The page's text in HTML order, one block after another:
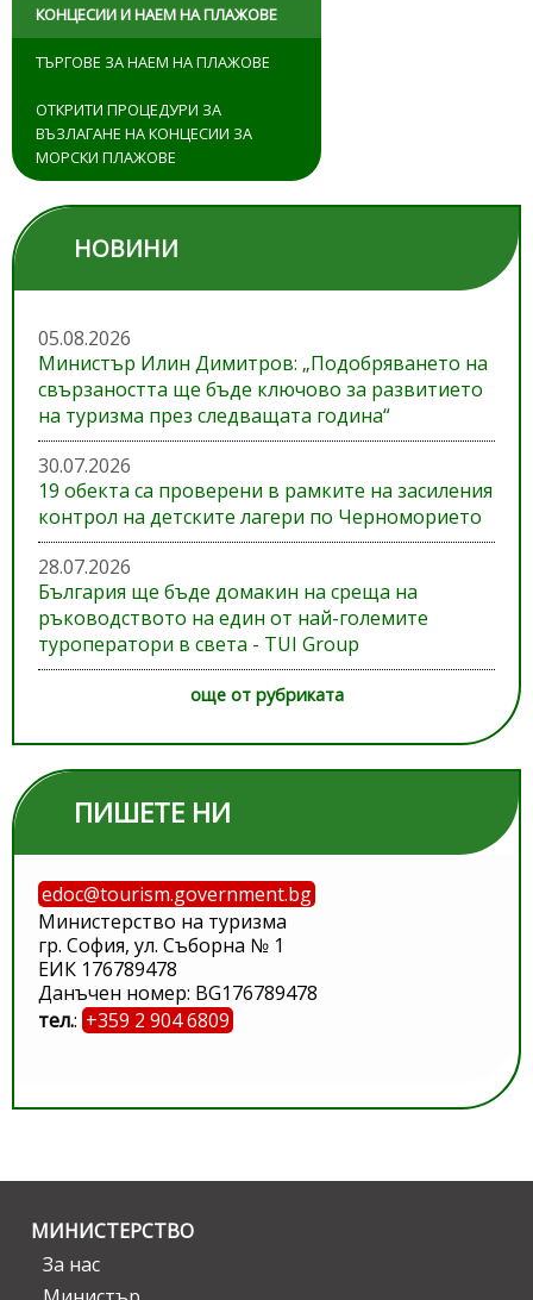
КОНЦЕСИИ И НАЕМ НА ПЛАЖОВЕ
ТЪРГОВЕ ЗА НАЕМ НА ПЛАЖОВЕ
ОТКРИТИ ПРОЦЕДУРИ ЗА
ВЪЗЛАГАНЕ НА КОНЦЕСИИ ЗА
МОРСКИ ПЛАЖОВЕ
НОВИНИ
05.08.2026
Министър Илин Димитров: „Подобряването на
свързаността ще бъде ключово за развитието
на туризма през следващата година“
30.07.2026
19 обекта са проверени в рамките на засиления
контрол на детските лагери по Черноморието
28.07.2026
България ще бъде домакин на среща на
ръководството на един от най-големите
туроператори в света - TUI Group
още от рубриката
ПИШЕТЕ НИ
edoc@tourism.government.bg
Министерство на туризма
гр. София, ул. Съборна № 1
ЕИК 176789478
Данъчен номер: BG176789478
тел.: +359 2 904 6809
МИНИСТЕРСТВО
За нас